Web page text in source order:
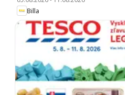
Billa